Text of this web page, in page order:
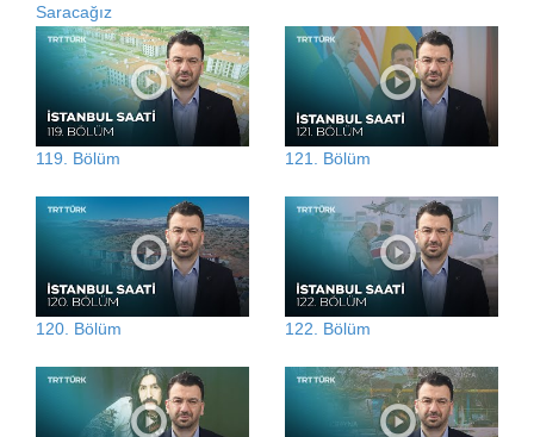
Saracağız
119. Bölüm 121. Bölüm
120. Bölüm 122. Bölüm